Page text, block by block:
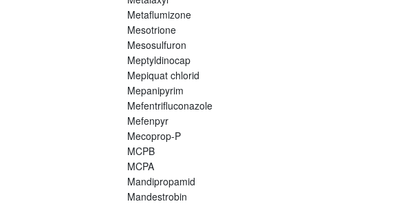
Metaflumizone
Mesotrione
Mesosulfuron
Meptyldinocap
Mepiquat chlorid
Mepanipyrim
Mefentrifluconazole
Mefenpyr
Mecoprop-P
MCPB
MCPA
Mandipropamid
Mandestrobin